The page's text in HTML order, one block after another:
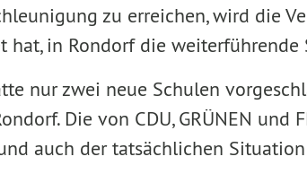
zu erreichen, wird die
hat, in Rondorf die weiterführende
nur zwei neue Schulen
Die von CDU, GRÜNEN
auch der tatsächlichen